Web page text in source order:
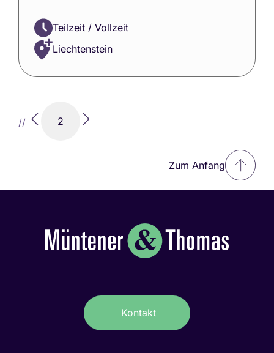
Teilzeit / Vollzeit
Liechtenstein
// 2
Zum Anfang
Kontakt